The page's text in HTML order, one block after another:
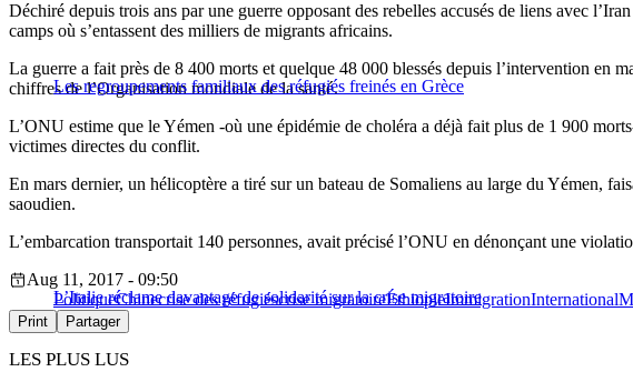
Déchiré depuis trois ans par une guerre opposant des rebelles accusés de liens avec
camps où s’entassent des milliers de migrants africains.
Les regroupements familiaux des réfugiés freinés en Grèce
La guerre a fait près de 8 400 morts et quelque 48 000 blessés depuis l’intervention en
chiffres de l’Organisation mondiale de la santé.
L’ONU estime que le Yémen -où une épidémie de choléra a déjà fait plus de 1 900
victimes directes du conflit.
En mars dernier, un hélicoptère a tiré sur un bateau de Somaliens au large du Yémen,
saoudien.
L’embarcation transportait 140 personnes, avait précisé l’ONU en dénonçant une
L’Italie réclame davantage de solidarité sur la crise migratoire
Aug 11, 2017 - 09:50
PolitiqueChinecrise des réfugiéscrise migratoireÉthiopieImmigrationInternational
Print Partager
LES PLUS LUS